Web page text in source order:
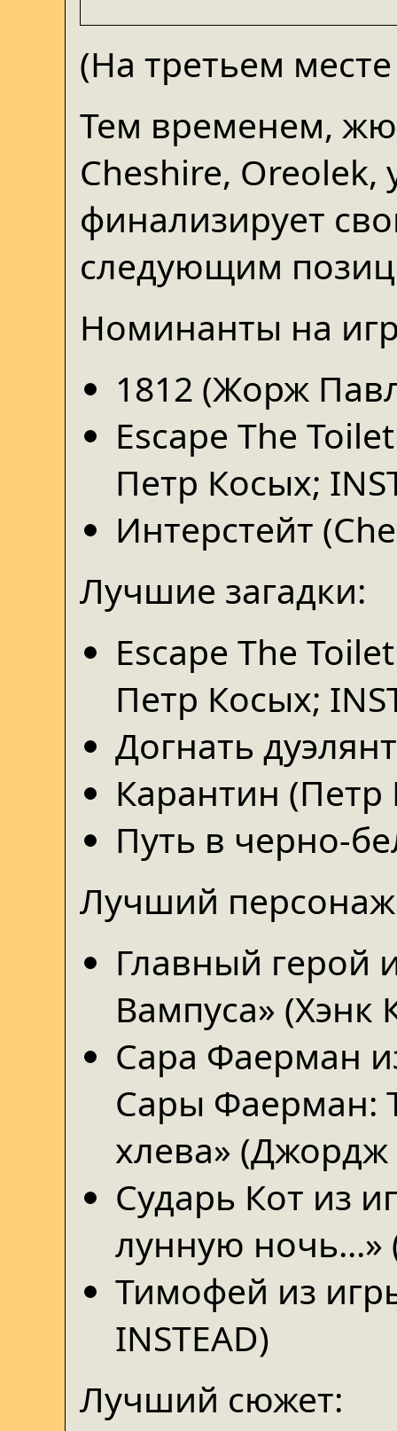
(На третьем
Тем временем,
Cheshire, Oreolek,
финализирует
следующим
Номинанты на
1812 (Жорж
Escape The
Петр Косых;
Интерстейт
Лучшие загадки:
Escape The
Петр Косых;
Догнать
Карантин (Петр
Путь в черно-
Лучший
Главный герой
Вампуса» (Хэнк
Сара Фаерман
Сары Фаерман:
хлева» (Джордж
Сударь Кот из
лунную ночь...»
Тимофей из
INSTEAD)
Лучший сюжет: